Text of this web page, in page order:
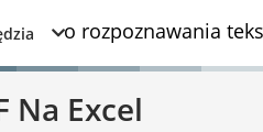
Na Excel